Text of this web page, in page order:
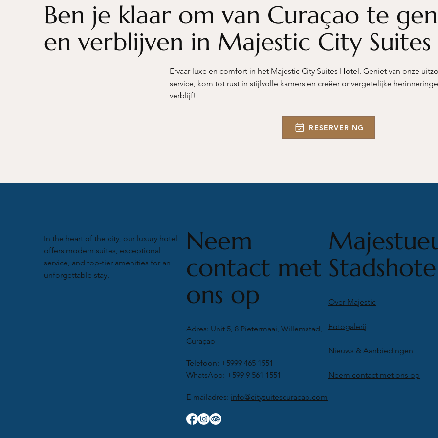
Ben je klaar om van Curaçao te
en verblijven in Majestic City
Ervaar luxe en comfort in het Majestic City Suites Hotel. Geniet van onze
service, kom tot rust in stijlvolle kamers en creëer onvergetelijke
verblijf!
RESERVERING
In the heart of the city, our luxury hotel
offers modern suites, exceptional
service, and top-tier amenities for an
unforgettable stay.
Neem
contact met
ons op
Adres: Unit 5, 8 Pietermaai, Willemstad,
Curaçao
Telefoon: +5999 465 1551
WhatsApp: +599 9 561 1551
E-mailadres: info@citysuitescuracao.com
Over Majestic
Fotogalerij
Nieuws & Aanbiedingen
Neem contact met ons op